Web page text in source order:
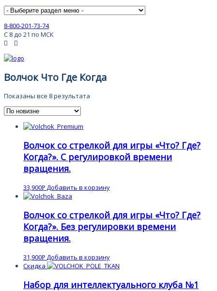
8-800-201-73-74
С 8 до 21 по МСК
Волчок Что Где Когда
Показаны все 8 результата
Волчок со стрелкой для игры «Что? Где?
Когда?». С регулировкой времени
вращения.
33,900Р Добавить в корзину
Волчок со стрелкой для игры «Что? Где?
Когда?». Без регулировки времени
вращения.
31,900Р Добавить в корзину
Скидка
Набор для интеллектуального клуба №1